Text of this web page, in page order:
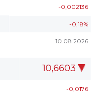
-0,002136
-0,18%
10.08.2026
10,6603
-0,0176